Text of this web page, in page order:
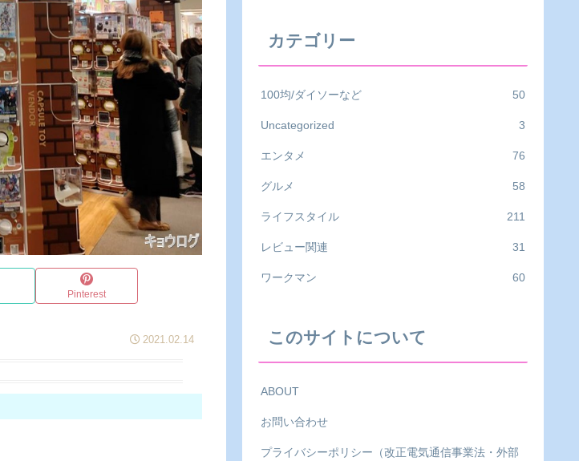
Pinterest
2021.02.14
カテゴリー
100均/ダイソーなど 50
Uncategorized 3
エンタメ 76
グルメ 58
ライフスタイル 211
レビュー関連 31
ワークマン 60
このサイトについて
ABOUT
お問い合わせ
プライバシーポリシー（改正電気通信事業法・外部